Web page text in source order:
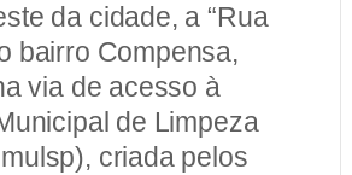
da cidade, a “Rua
bairro Compensa,
via de acesso à
de Limpeza
criada pelos